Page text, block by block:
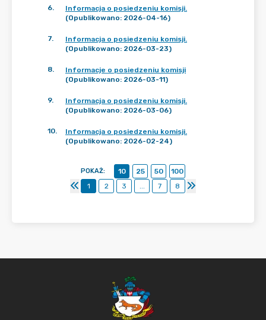
6.
Informacja o posiedzeniu komisji.
(Opublikowano: 2026-04-16)
7.
Informacja o posiedzeniu komisji.
(Opublikowano: 2026-03-23)
8.
Informacje o posiedzeniu komisji
(Opublikowano: 2026-03-11)
9.
Informacja o posiedzeniu komisji.
(Opublikowano: 2026-03-06)
10.
Informacja o posiedzeniu komisji.
(Opublikowano: 2026-02-24)
POKAŻ: 10 25 50
100
1
2 3 ... 7 8